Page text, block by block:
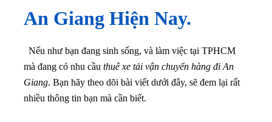
An Giang Hiện Nay.
Nếu như bạn đang sinh sống, và làm việc tại TPHCM
mà đang có nhu cầu thuê xe tải vận chuyển hàng đi An
Giang. Bạn hãy theo dõi bài viết dưới đây, sẽ đem lại rất
nhiều thông tin bạn mà cần biết.